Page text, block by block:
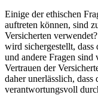
Einige der ethischen
auftreten können, sind
Versicherten
wird sichergestellt, dass
und andere Fragen sind
Vertrauen der
daher unerlässlich,
verantwortungsvoll